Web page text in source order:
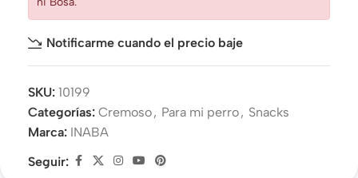
Notificarme cuando el precio baje
SKU: 10199
Categorías: Cremoso, Para mi perro, Snacks
Marca: INABA
Seguir: